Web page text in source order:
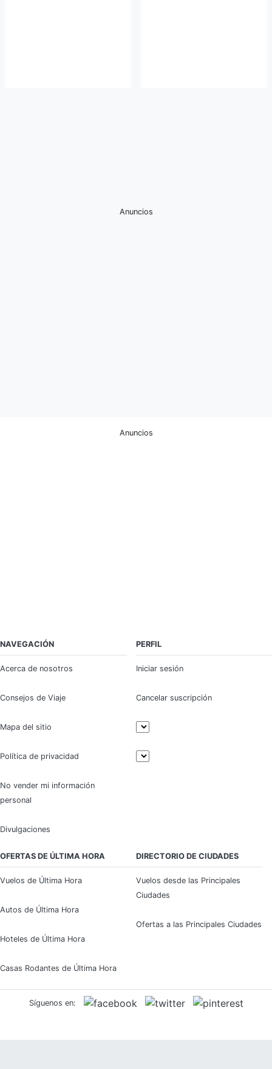
Anuncios
Anuncios
NAVEGACIÓN
Acerca de nosotros
Consejos de Viaje
Mapa del sitio
Política de privacidad
No vender mi información
personal
Divulgaciones
PERFIL
Iniciar sesión
Cancelar suscripción
OFERTAS DE ÚLTIMA HORA
Vuelos de Última Hora
Autos de Última Hora
Hoteles de Última Hora
Casas Rodantes de Última Hora
DIRECTORIO DE CIUDADES
Vuelos desde las Principales
Ciudades
Ofertas a las Principales Ciudades
Síguenos en: